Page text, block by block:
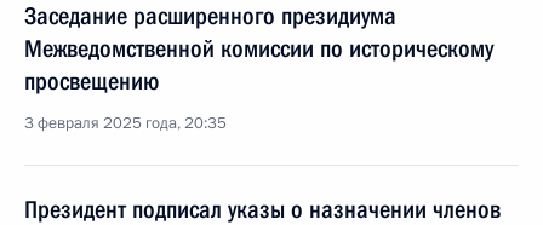
Заседание расширенного президиума
Межведомственной комиссии по историческому
просвещению
3 февраля 2025 года, 20:35
Президент подписал указы о назначении членов